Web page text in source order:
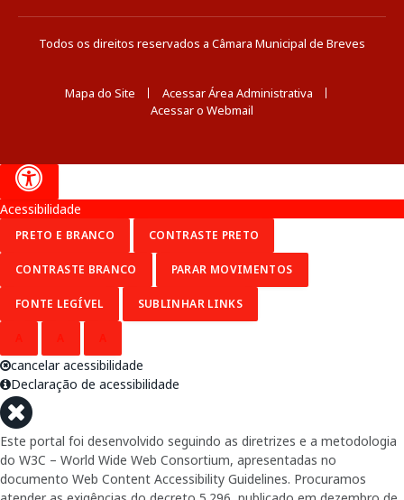
Todos os direitos reservados a Câmara Municipal de Breves
Mapa do Site
Acessar Área Administrativa
Acessar o Webmail
Acessibilidade
PRETO E BRANCO CONTRASTE PRETO
CONTRASTE BRANCO PARAR MOVIMENTOS
FONTE LEGÍVEL SUBLINHAR LINKS
cancelar acessibilidade
Declaração de acessibilidade
Este portal foi desenvolvido seguindo as diretrizes e a metodologia
do W3C – World Wide Web Consortium, apresentadas no
documento Web Content Accessibility Guidelines. Procuramos